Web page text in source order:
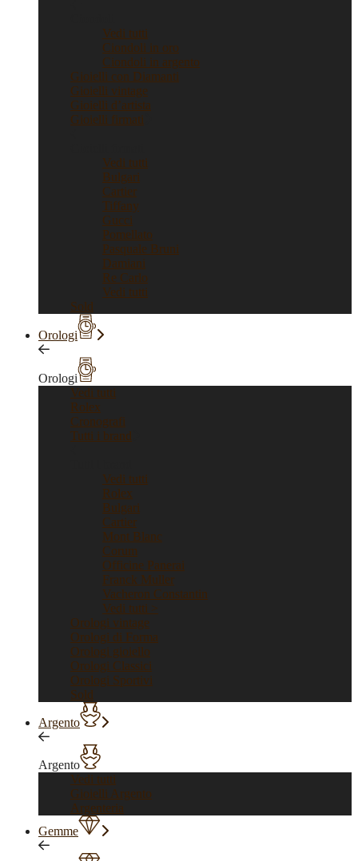
Vedi tutti
Ciondoli in oro
Ciondoli in argento
Gioielli con Diamanti
Gioielli vintage
Gioielli d’artista
Gioielli firmati
Vedi tutti
Bulgari
Cartier
Tiffany
Gucci
Pomellato
Pasquale Bruni
Damiani
Re Carlo
Vedi tutti
Sold
Orologi
Orologi
Vedi tutti
Rolex
Cronografi
Tutti i brand
Vedi tutti
Rolex
Bulgari
Cartier
Mont Blanc
Corum
Officine Panerai
Franck Muller
Vacheron Constantin
Vedi tutti >
Orologi vintage
Orologi di Forma
Orologi gioiello
Orologi Classici
Orologi Sportivi
Sold
Argento
Argento
Vedi tutti
Gioielli Argento
Argenteria
Gemme